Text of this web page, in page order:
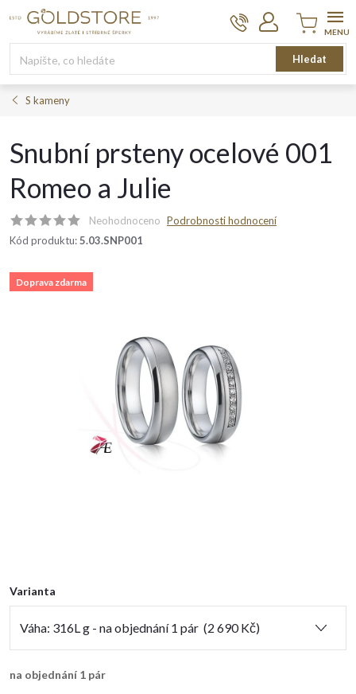
Hledat
Nákupní
košík
S kameny
Snubní prsteny ocelové 001
Romeo a Julie
Neohodnoceno Podrobnosti hodnocení
Kód produktu:5.03.SNP001
Doprava zdarma
Varianta
na objednání 1 pár